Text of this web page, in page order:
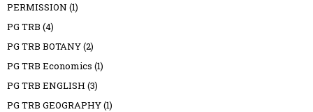
PERMISSION (1)
PG TRB (4)
PG TRB BOTANY(2)
PG TRB Economics (1)
PG TRB ENGLISH (3)
PG TRB GEOGRAPHY(1)